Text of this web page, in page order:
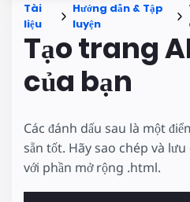
Tài
liệu
Hướng dẫn & Tập
luyện
Tạo trang
của bạn
Các đánh dấu sau là một
sẵn tốt. Hãy sao chép và
với phần mở rộng .html.